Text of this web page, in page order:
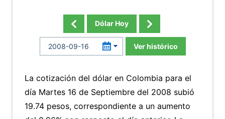
Dólar Hoy
Ver histórico
La cotización del dólar en Colombia para el
día Martes 16 de Septiembre del 2008 subió
19.74 pesos, correspondiente a un aumento